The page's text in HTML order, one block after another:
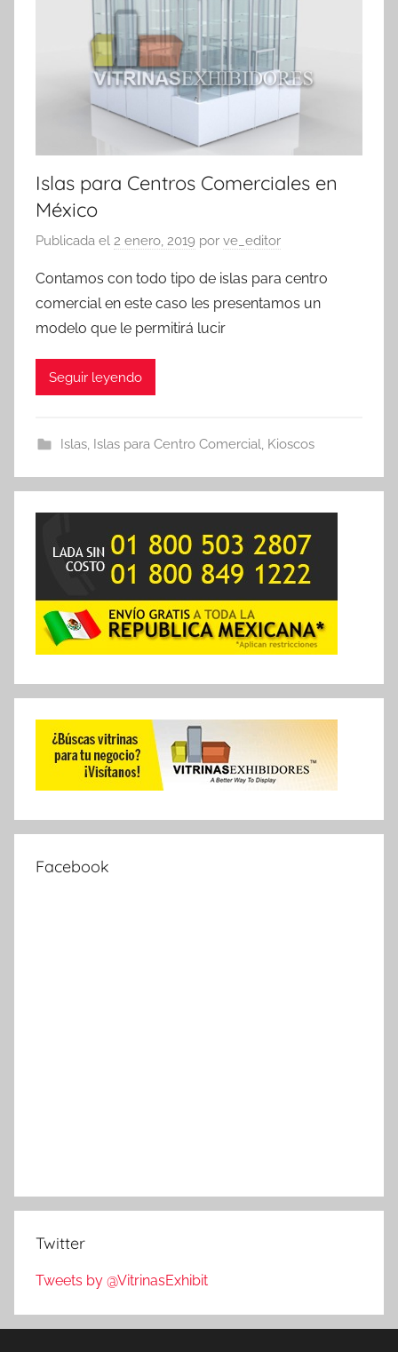
Islas para Centros Comerciales en
México
Publicada el 2 enero, 2019 por ve_editor
Contamos con todo tipo de islas para centro
comercial en este caso les presentamos un
modelo que le permitirá lucir
Seguir leyendo
Islas, Islas para Centro Comercial, Kioscos
Facebook
Twitter
Tweets by @VitrinasExhibit